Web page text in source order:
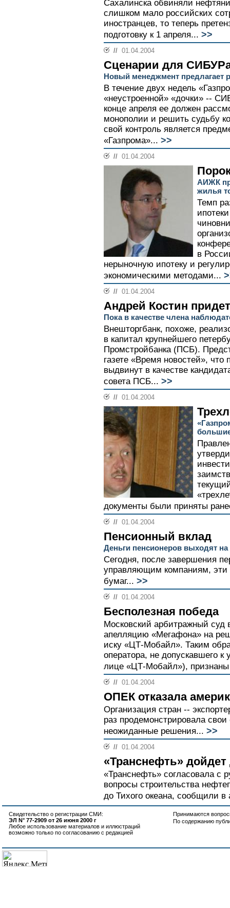
Сахалинска обвиняли
слишком мало российских
иностранцев, то теперь
подготовку к 1 апреля... >>
// 01.04.2004
Сценарии для
Новый менеджмент предлагает
В течение двух недель
«неустроенной» «дочки» --
конце апреля ее должен
монополии и решить судьбу
свой контроль является
«Газпрома»... >>
// 01.04.2004
АИЖК
жилья
Темп
в
нерыночную ипотеку и
экономическими методами...
// 01.04.2004
Андрей Костин
Пока в качестве члена
Внешторгбанк, похоже,
в капитал крупнейшего
Промстройбанка (ПСБ).
газете «Время новостей»,
выдвинут в качестве
совета ПСБ... >>
// 01.04.2004
документы были приняты
// 01.04.2004
Пенсионный вклад
Деньги пенсионеров выходят
Сегодня, после завершения
управляющим компаниям, эти
бумаг... >>
// 01.04.2004
Бесполезная победа
Московский арбитражный суд
апелляцию «Мегафона» на
иску «ЦТ-Мобайл». Таким
оператора, не допускавшего
лице «ЦТ-Мобайл»),
// 01.04.2004
ОПЕК отказала
Организация стран --
раз продемонстрировала
неожиданные решения... >>
// 01.04.2004
«Транснефть»
«Транснефть» согласовала с
вопросы строительства
до Тихого океана, сообщили
Свидетельство о регистрации СМИ:
ЭЛ N° 77-2909 от 26 июня 2000 г
Любое использование материалов и иллюстраций
возможно только по согласованию с редакцией
Принимаются
По содержанию